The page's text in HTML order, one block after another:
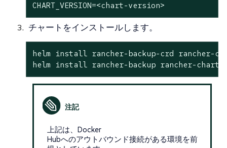
CHART_VERSION=<chart-version>
チャートをインストールします。
helm install rancher-backup-crd rancher-
helm install rancher-backup rancher-
上記は、Docker
Hubへのアウトバウンド接続がある環境を前